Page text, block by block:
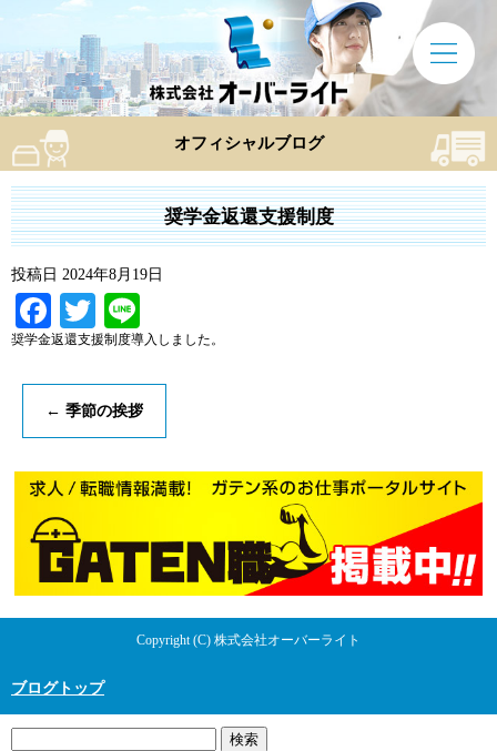
オフィシャルブログ
奨学金返還支援制度
投稿日 2024年8月19日
Facebook
Twitter
奨学金返還支援制度導入しました。
← 季節の挨拶
Copyright (C) 株式会社オーバーライト
ブログトップ